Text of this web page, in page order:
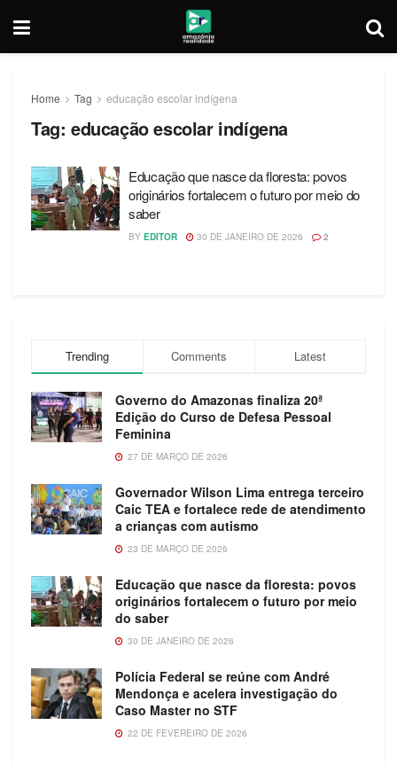
Home Tag educação escolar indígena
Tag: educação escolar indígena
Educação que nasce da floresta: povos
originários fortalecem o futuro por meio do
saber
BY EDITOR 30 DE JANEIRO DE 2026 2
Trending Comments Latest
Governo do Amazonas finaliza 20ª
Edição do Curso de Defesa Pessoal
Feminina
27 DE MARÇO DE 2026
Governador Wilson Lima entrega terceiro
Caic TEA e fortalece rede de atendimento
a crianças com autismo
23 DE MARÇO DE 2026
Educação que nasce da floresta: povos
originários fortalecem o futuro por meio
do saber
30 DE JANEIRO DE 2026
Polícia Federal se reúne com André
Mendonça e acelera investigação do
Caso Master no STF
22 DE FEVEREIRO DE 2026